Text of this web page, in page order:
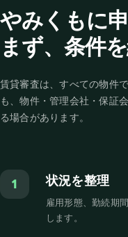
やみくもに
まず、条件
賃貸審査は、すべての物件
も、物件・管理会社・保証
る場合があります。
1 状況を整理
雇用形態、勤続期
します。